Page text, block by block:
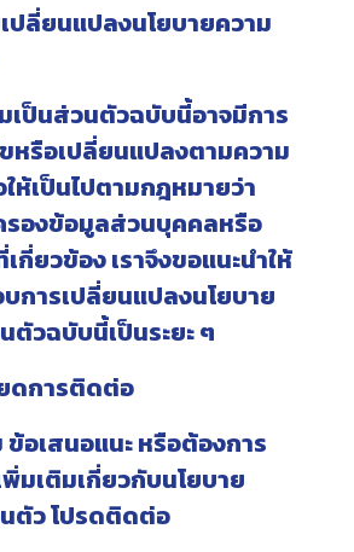
เปลี่ยนแปลงนโยบายความ
เป็นส่วนตัวฉบับนี้อาจมีการ
หรือเปลี่ยนแปลงตามความ
ให้เป็นไปตามกฎหมายว่า
องข้อมูลส่วนบุคคลหรือ
กี่ยวข้อง เราจึงขอแนะนำให้
การเปลี่ยนแปลงนโยบาย
ตัวฉบับนี้เป็นระยะ ๆ
ยดการติดต่อ
อเสนอแนะ หรือต้องการ
พิ่มเติมเกี่ยวกับนโยบาย
ตัว โปรดติดต่อ